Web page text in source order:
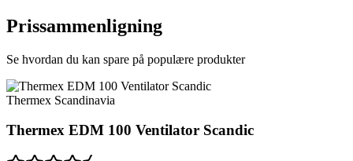
Prissammenligning
Se hvordan du kan spare på populære produkter
Thermex Scandinavia
Thermex EDM 100 Ventilator Scandic